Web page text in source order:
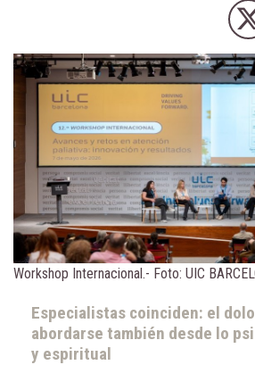
Workshop Internacional.- Foto: UIC
Especialistas coinciden: el
abordarse también desde lo
y espiritual